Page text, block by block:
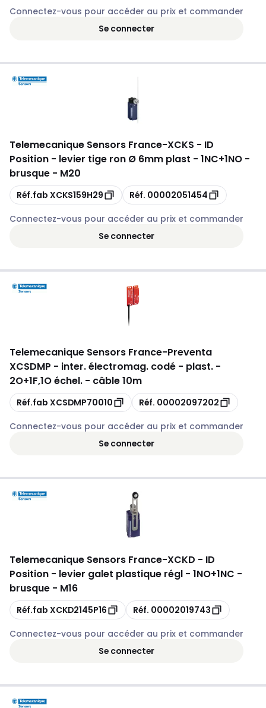
Connectez-vous pour accéder au prix et commander
Se connecter
Telemecanique Sensors France-XCKS - ID
Position - levier tige ron Ø 6mm plast - 1NC+1NO -
brusque - M20
Copie
Réf.fab XCKS159H29 Copie
Réf. 00002051454
Connectez-vous pour accéder au prix et commander
Se connecter
Telemecanique Sensors France-Preventa
XCSDMP - inter. électromag. codé - plast. -
2O+1F,1O échel. - câble 10m
Copie
Réf.fab XCSDMP70010 Copie
Réf. 00002097202
Connectez-vous pour accéder au prix et commander
Se connecter
Telemecanique Sensors France-XCKD - ID
Position - levier galet plastique régl - 1NO+1NC -
brusque - M16
Copie
Réf.fab XCKD2145P16 Copie
Réf. 00002019743
Connectez-vous pour accéder au prix et commander
Se connecter